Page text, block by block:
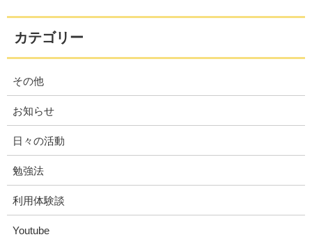
カテゴリー
その他
お知らせ
日々の活動
勉強法
利用体験談
Youtube